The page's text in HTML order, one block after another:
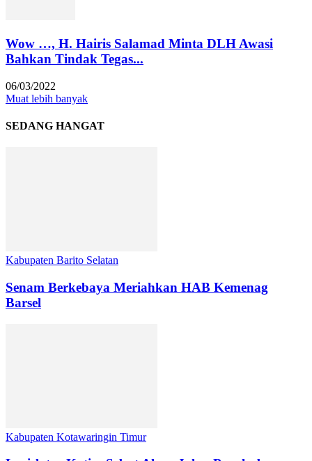
Wow …, H. Hairis Salamad Minta DLH Awasi
Bahkan Tindak Tegas...
06/03/2022
Muat lebih banyak
SEDANG HANGAT
Kabupaten Barito Selatan
Senam Berkebaya Meriahkan HAB Kemenag
Barsel
Kabupaten Kotawaringin Timur